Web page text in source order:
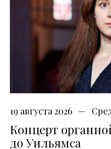
19 августа 2026
Концерт
до Уильямса